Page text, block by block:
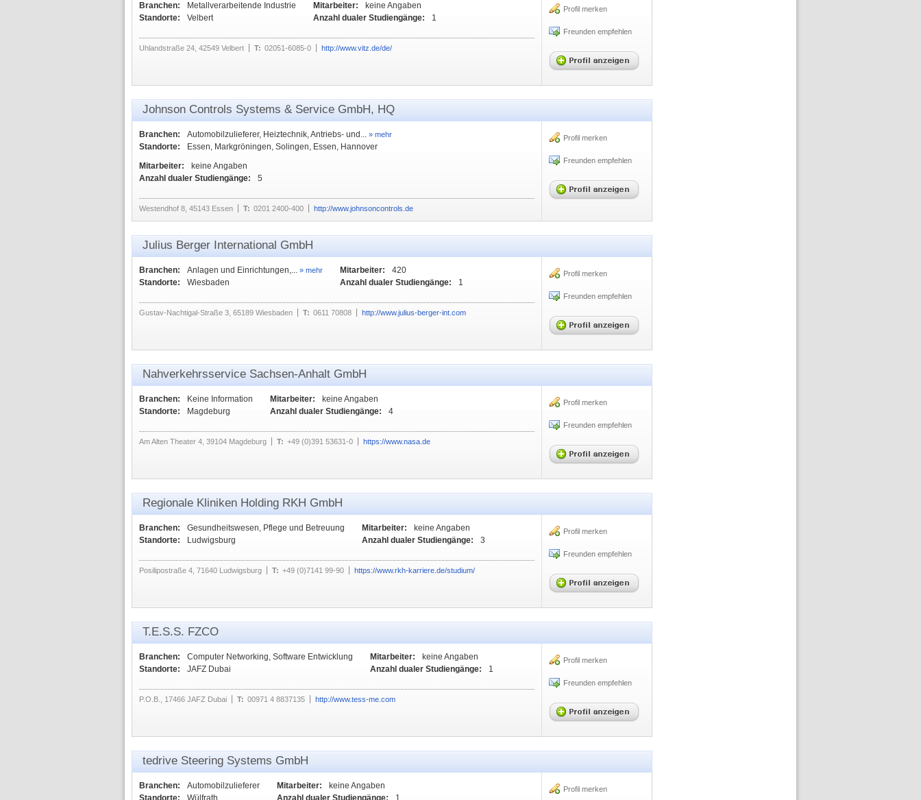
Branchen:
Metallverarbeitende Industrie
Standorte:
Velbert
Mitarbeiter:
keine Angaben
Anzahl dualer Studiengänge:
1
Uhlandstraße 24, 42549 Velbert T: 02051-6085-0 http://www.vitz.de/de/
Profil merken
Freunden empfehlen
Johnson Controls Systems & Service GmbH, HQ
Branchen: Automobilzulieferer, Heiztechnik, Antriebs- und... » mehr
Standorte:
Essen, Markgröningen, Solingen, Essen, Hannover
Mitarbeiter:
keine Angaben
Anzahl dualer Studiengänge:
5
Westendhof 8, 45143 Essen T: 0201 2400-400 http://www.johnsoncontrols.de
Profil merken
Freunden empfehlen
Julius Berger International GmbH
Branchen: Anlagen und Einrichtungen,... » mehr
Standorte: Wiesbaden
Mitarbeiter:
420
Anzahl dualer Studiengänge:
1
Gustav-Nachtigal-Straße 3, 65189 Wiesbaden T: 0611 70808 http://www.julius-berger-int.com
Profil merken
Freunden empfehlen
Nahverkehrsservice Sachsen-Anhalt GmbH
Branchen:
Keine Information
Standorte:
Magdeburg
Mitarbeiter:
keine Angaben
Anzahl dualer Studiengänge:
4
Am Alten Theater 4, 39104 Magdeburg T: +49 (0)391 53631-0 https://www.nasa.de
Profil merken
Freunden empfehlen
Regionale Kliniken Holding RKH GmbH
Branchen:
Gesundheitswesen, Pflege und Betreuung
Standorte:
Ludwigsburg
Mitarbeiter:
keine Angaben
Anzahl dualer Studiengänge:
3
Posilipostraße 4, 71640 Ludwigsburg T: +49 (0)7141 99-90 https://www.rkh-karriere.de/studium/
Profil merken
Freunden empfehlen
T.E.S.S. FZCO
Branchen:
Computer Networking, Software Entwicklung
Standorte:
JAFZ Dubai
Mitarbeiter:
keine Angaben
Anzahl dualer Studiengänge:
1
P.O.B., 17466 JAFZ Dubai T: 00971 4 8837135 http://www.tess-me.com
Profil merken
Freunden empfehlen
tedrive Steering Systems GmbH
Branchen:
Automobilzulieferer
Standorte:
Wülfrath
Mitarbeiter:
keine Angaben
Anzahl dualer Studiengänge:
1
Profil merken